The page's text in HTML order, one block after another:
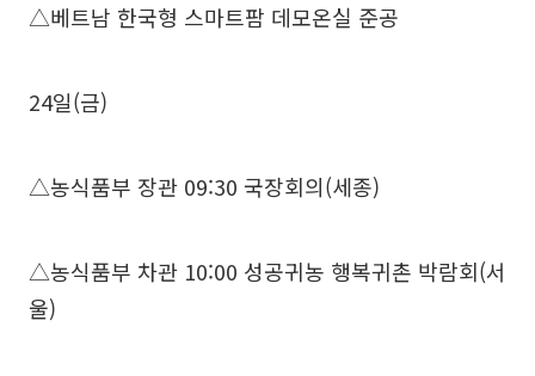
△베트남 한국형 스마트팜 데모온실 준공
24일(금)
△농식품부 장관 09:30 국장회의(세종)
△농식품부 차관 10:00 성공귀농 행복귀촌 박람회(서
울)